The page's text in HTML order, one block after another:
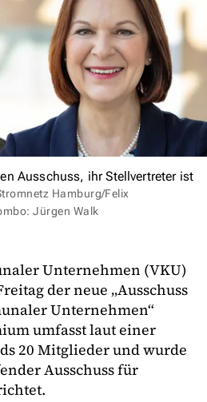
Ausschuss, ihr Stellvertreter ist
Hamburg/Felix
Jürgen Walk
Unternehmen (VKU)
der neue „Ausschuss
Unternehmen“
umfasst laut einer
20 Mitglieder und wurde
Ausschuss für